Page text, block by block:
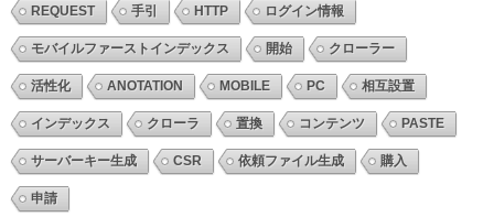
REQUEST 手引 HTTP ログイン情報
モバイルファーストインデックス 開始 クローラー
活性化 ANOTATION MOBILE PC 相互設置
インデックス クローラ 置換 コンテンツ PASTE
サーバーキー生成 CSR 依頼ファイル生成 購入
申請